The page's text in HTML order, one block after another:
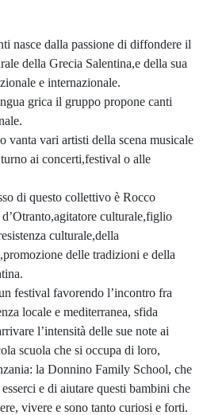
nasce dalla passione di diffondere il
della Grecia Salentina,e della sua
e internazionale.
grica il gruppo propone canti
vanta vari artisti della scena musicale
ai concerti,festival o alle
di questo collettivo è Rocco
culturale,figlio
culturale,della
delle tradizioni e della
festival favorendo l’incontro fra
locale e mediterranea, sfida
l’intensità delle sue note ai
scuola che si occupa di loro,
la Donnino Family School, che
e di aiutare questi bambini che
vivere e sono tanto curiosi e forti.